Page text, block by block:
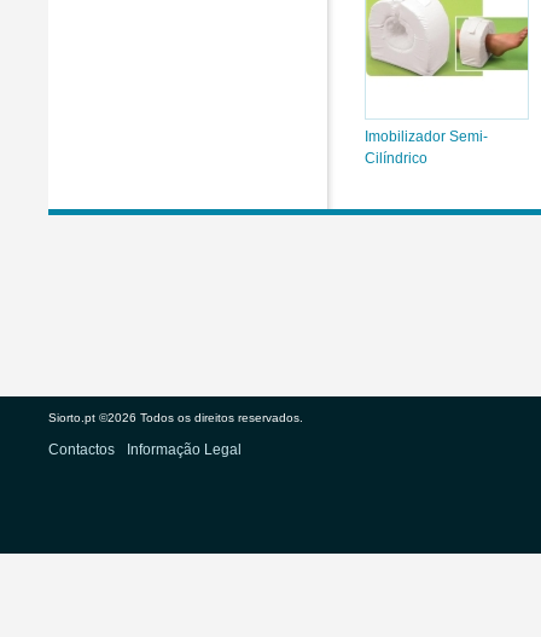
Imobilizador Semi-
Cilíndrico
Siorto.pt ©2026 Todos os direitos reservados.
Contactos Informação Legal